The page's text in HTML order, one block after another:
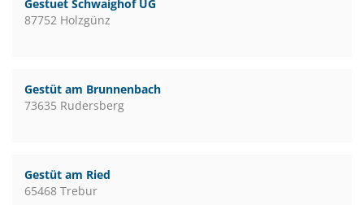
Gestuet Schwaighof UG
87752 Holzgünz
Gestüt am Brunnenbach
73635 Rudersberg
Gestüt am Ried
65468 Trebur